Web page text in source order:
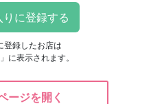
登録したお店は
」に表示されます。
ージを開く